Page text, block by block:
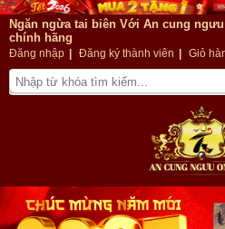
Ngăn ngừa tai biên Với An cung
chính hãng
Đăng nhập Đăng ký thành viên Giỏ